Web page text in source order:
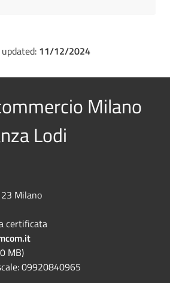
11/12/2024
Milano
Lodi
Milano
certificata
MB)
09920840965